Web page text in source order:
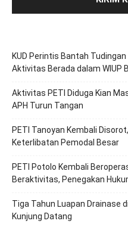
KUD Perintis Bantah
Aktivitas Berada dalam WIUP
Aktivitas PETI Diduga Kian
APH Turun Tangan
PETI Tanoyan Kembali
Keterlibatan Pemodal Besar
PETI Potolo Kembali
Beraktivitas, Penegakan
Tiga Tahun Luapan Drainase
Kunjung Datang